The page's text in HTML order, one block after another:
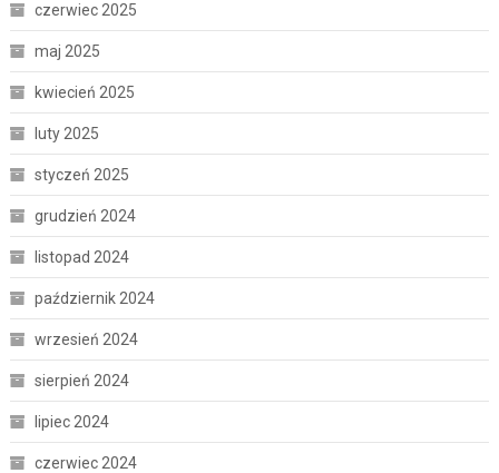
czerwiec 2025
maj 2025
kwiecień 2025
luty 2025
styczeń 2025
grudzień 2024
listopad 2024
październik 2024
wrzesień 2024
sierpień 2024
lipiec 2024
czerwiec 2024